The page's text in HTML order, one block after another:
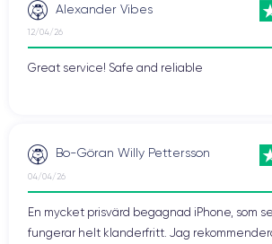
Alexander Vibes
12/04/26
Great service! Safe and reliable
Bo-Göran Willy Pettersson
04/04/26
En mycket prisvärd begagnad iPhone, som
fungerar helt klanderfritt. Jag